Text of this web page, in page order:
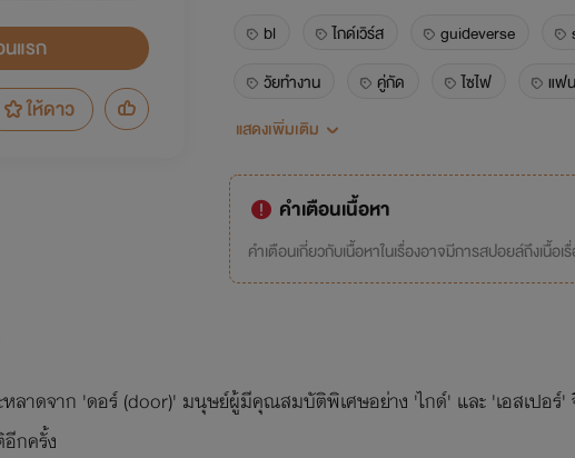
นแรก
ให้ดาว
bl ไกด์เวิร์ส guideverse
วัยทำงาน
คู่กัด ไซไฟ
แฟ
คลั่งรัก
พระเอกคลั่งรัก
นิยายแปล แปลเกา
แสดงเพิ่มเติม
คำเตือนเนื้อหา
คำเตือนเกี่ยวกับเนื้อหาในเรื่องอาจมีการสปอยล์ถึงเนื้อเ
หลาดจาก 'ดอร์ (door)' มนุษย์ผู้มีคุณสมบัติพิเศษอย่าง 'ไกด์' และ 'เอสเปอ
กครั้ง